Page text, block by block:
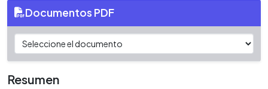
Documentos PDF
Resumen